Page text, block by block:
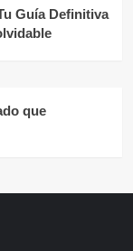
Guía Definitiva
que